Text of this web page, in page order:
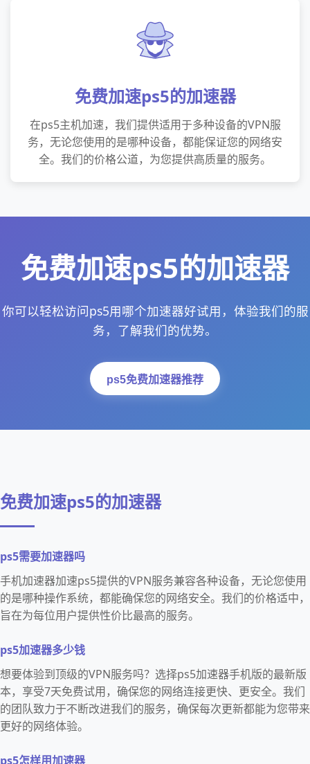
免费加速ps5的加速器
在ps5主机加速，我们提供适用于多种设备的VPN服
务，无论您使用的是哪种设备，都能保证您的网络安
全。我们的价格公道，为您提供高质量的服务。
免费加速ps5的加速器
你可以轻松访问ps5用哪个加速器好试用，体验我们的服
务，了解我们的优势。
ps5免费加速器推荐
免费加速ps5的加速器
ps5需要加速器吗
手机加速器加速ps5提供的VPN服务兼容各种设备，无论您使用
的是哪种操作系统，都能确保您的网络安全。我们的价格适中，
旨在为每位用户提供性价比最高的服务。
ps5加速器多少钱
想要体验到顶级的VPN服务吗？选择ps5加速器手机版的最新版
本，享受7天免费试用，确保您的网络连接更快、更安全。我们
的团队致力于不断改进我们的服务，确保每次更新都能为您带来
更好的网络体验。
ps5怎样用加速器